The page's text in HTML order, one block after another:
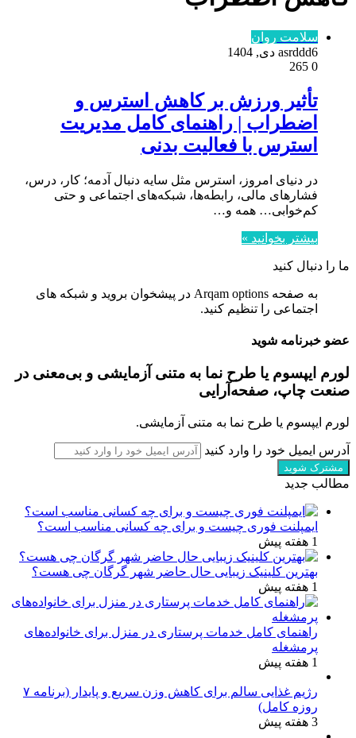
سلامت روان
asrddd6 دی, 1404
0
تأثیر ورزش بر کاهش استرس و
اضطراب | راهنمای کامل مدیریت
استرس با فعالیت بدنی
در دنیای امروز، استرس مثل سایه دنبال آدمه؛ کار، درس،
فشارهای مالی، رابطه‌ها، شبکه‌های اجتماعی و حتی
کم‌خوابی… همه و…
بیشتر بخوانید »
ما را دنبال کنید
به صفحه Arqam options در پیشخوان بروید و شبکه های
اجتماعی را تنظیم کنید.
عضو خبرنامه شوید
لورم ایپسوم یا طرح‌ نما به متنی آزمایشی و بی‌معنی در
صنعت چاپ، صفحه‌آرایی
لورم ایپسوم یا طرح‌ نما به متنی آزمایشی.
آدرس ایمیل خود را وارد کنید
مطالب جدید
ایمپلنت فوری چیست و برای چه کسانی مناسب است؟
1 هفته پیش
بهترین کلینیک زیبایی حال حاضر شهر گرگان چی هست؟
1 هفته پیش
راهنمای کامل خدمات پرستاری در منزل برای خانواده‌های
پرمشغله
1 هفته پیش
رژیم غذایی سالم برای کاهش وزن سریع و پایدار (برنامه ۷
روزه کامل)
3 هفته پیش